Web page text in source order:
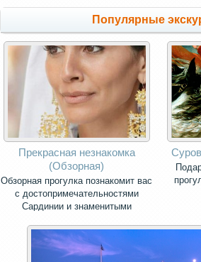
Популярные
Прекрасная незнакомка
(Обзорная)
Обзорная прогулка познакомит вас
с достопримечательностями
Сардинии и знаменитыми